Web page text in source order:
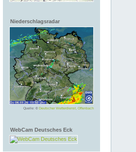
Niederschlagsradar
Quelle: © Deutscher Wetterdienst, Offenbach
WebCam Deutsches Eck